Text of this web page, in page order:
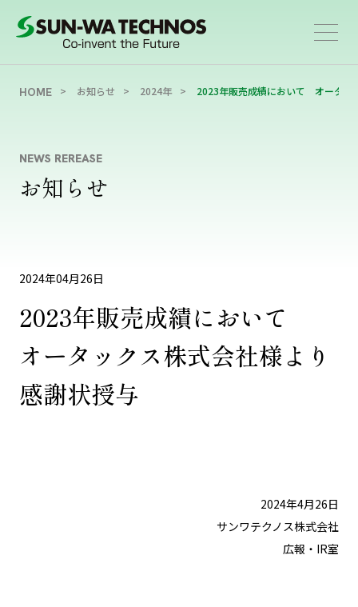
HOME お知らせ 2024年 2023年販売成績において オータッ
NEWS REREASE
お知らせ
2024年04月26日
2023年販売成績において
オータックス株式会社様より
感謝状授与
2024年4月26日
サンワテクノス株式会社
広報・IR室